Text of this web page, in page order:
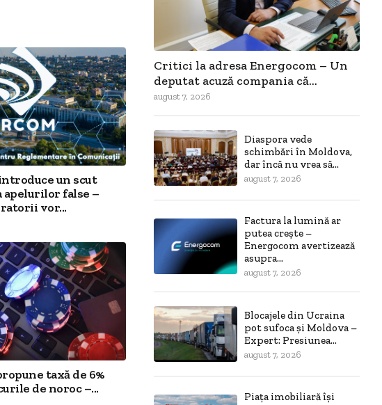
un scut
false –
vor...
taxă de 6%
de noroc –...
Critici la adresa Energocom – Un
deputat acuză compania că...
august 7, 2026
Diaspora vede
schimbări în Moldova,
dar încă nu vrea să...
august 7, 2026
Factura la lumină ar
putea crește –
Energocom avertizează
asupra...
august 7, 2026
Blocajele din Ucraina
pot sufoca și Moldova –
Expert: Presiunea...
august 7, 2026
Piața imobiliară își